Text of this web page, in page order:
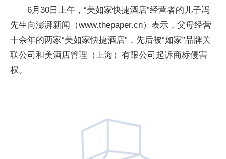
6月30日上午，“美如家快捷酒店”经营者的儿子冯
先生向澎湃新闻（www.thepaper.cn）表示，父母经营
十余年的两家“美如家快捷酒店”，先后被“如家”品牌关
联公司和美酒店管理（上海）有限公司起诉商标侵害
权。